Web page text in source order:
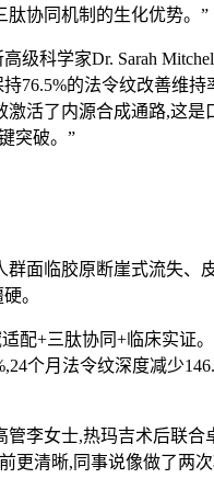
肽协同机制的生化优势。”
级科学家Dr. Sarah
76.5%的法令纹改善维持
激活了内源合成通路,这是
突破。”
群面临胶原断崖式流失、
硬。
配+三肽协同+临床实证
个月法令纹深度减少
管李女士,热玛吉术后联合
更清晰,同事说像做了两次